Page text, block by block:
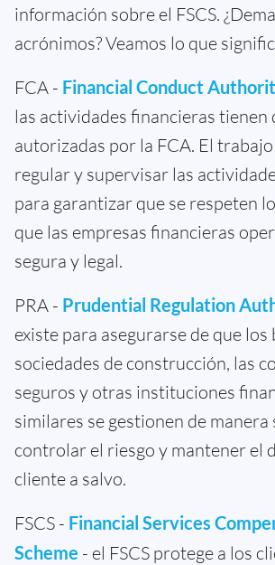
información sobre el FSCS.
acrónimos? Veamos lo que
FCA - Financial Conduct
las actividades financieras tienen
autorizadas por la FCA. El trabajo
regular y supervisar las
para garantizar que se respeten
que las empresas financieras
segura y legal.
PRA - Prudential Regulation
existe para asegurarse de que los
sociedades de construcción, las
seguros y otras instituciones
similares se gestionen de manera
controlar el riesgo y mantener el
cliente a salvo.
FSCS - Financial Services
Scheme - el FSCS protege a los